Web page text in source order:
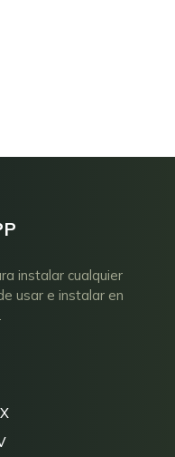
instalar cualquier
usar e instalar en